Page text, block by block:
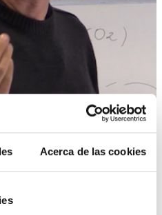
Acerca de las cookies